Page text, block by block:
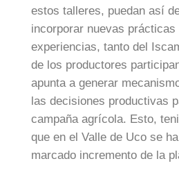
estos talleres, puedan así
incorporar nuevas
experiencias, tanto del
de los productores
apunta a generar
las decisiones productivas
campaña agrícola. Esto,
que en el Valle de Uco se
marcado incremento de la